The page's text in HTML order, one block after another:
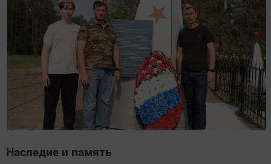
Наследие и память